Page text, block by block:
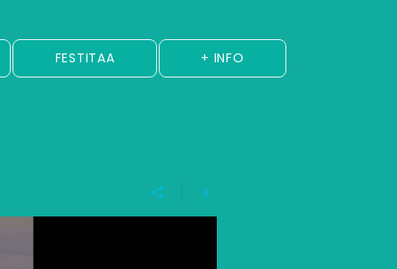
FESTITAA + INFO